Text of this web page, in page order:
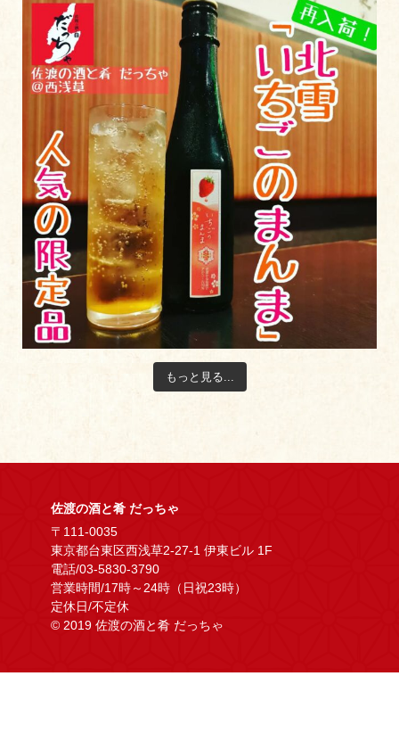
もっと見る...
佐渡の酒と肴 だっちゃ
〒111-0035
東京都台東区西浅草2-27-1 伊東ビル 1F
電話/03-5830-3790
営業時間/17時～24時（日祝23時）
定休日/不定休
© 2019 佐渡の酒と肴 だっちゃ